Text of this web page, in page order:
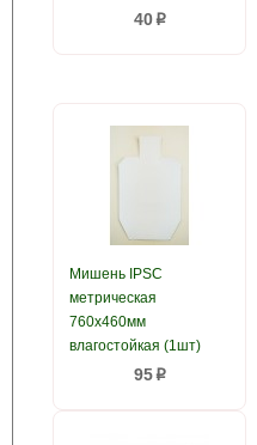
40p
Мишень IPSC
метрическая
760x460мм
влагостойкая (1шт)
95p